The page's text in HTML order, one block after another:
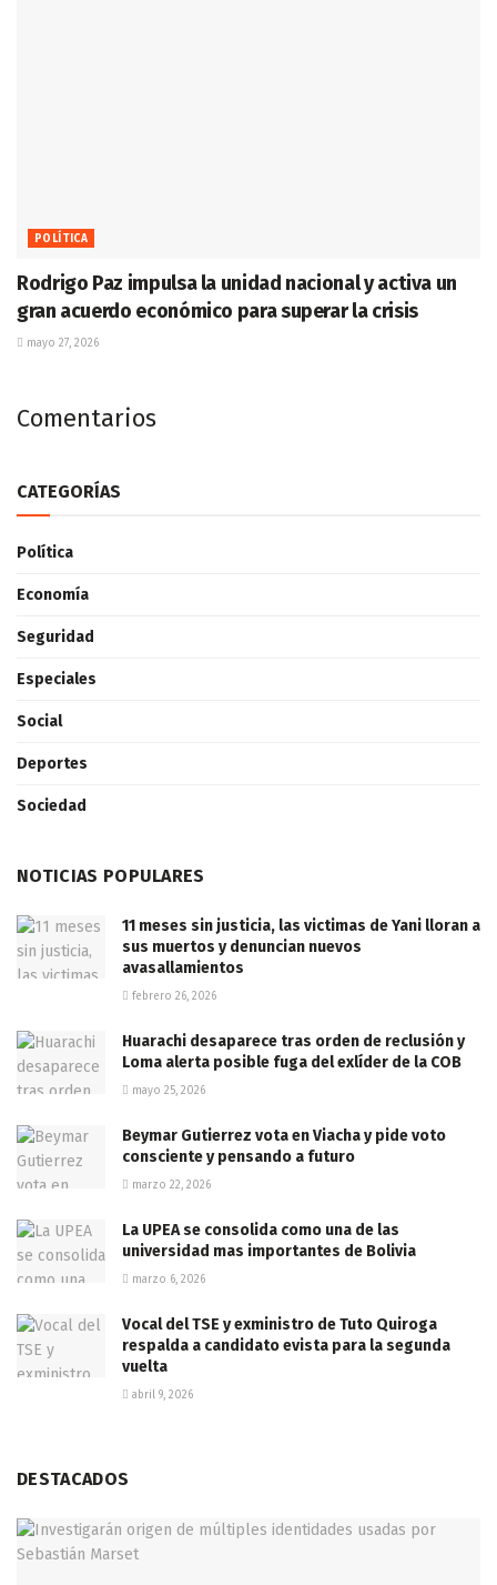
POLÍTICA
Rodrigo Paz impulsa la unidad nacional y activa un
gran acuerdo económico para superar la crisis
mayo 27, 2026
Comentarios
CATEGORÍAS
Política
Economía
Seguridad
Especiales
Social
Deportes
Sociedad
NOTICIAS POPULARES
11 meses sin justicia, las victimas de Yani lloran a
sus muertos y denuncian nuevos
avasallamientos
febrero 26, 2026
Huarachi desaparece tras orden de reclusión y
Loma alerta posible fuga del exlíder de la COB
mayo 25, 2026
Beymar Gutierrez vota en Viacha y pide voto
consciente y pensando a futuro
marzo 22, 2026
La UPEA se consolida como una de las
universidad mas importantes de Bolivia
marzo 6, 2026
Vocal del TSE y exministro de Tuto Quiroga
respalda a candidato evista para la segunda
vuelta
abril 9, 2026
DESTACADOS